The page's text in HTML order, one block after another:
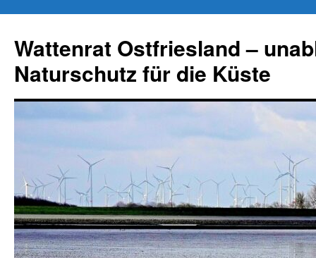
springen
Wattenrat Ostfriesland –
Naturschutz für die Küste